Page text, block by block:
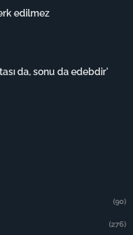
edilmez
da, sonu da edebdir'
(90)
(276)